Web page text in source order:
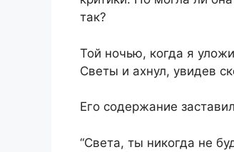
так?
Той ночью, когда я
Светы и ахнул, увидев
Его содержание
“Света, ты никогда не